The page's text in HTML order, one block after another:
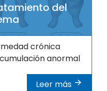
del
crónica
anormal
Leer más